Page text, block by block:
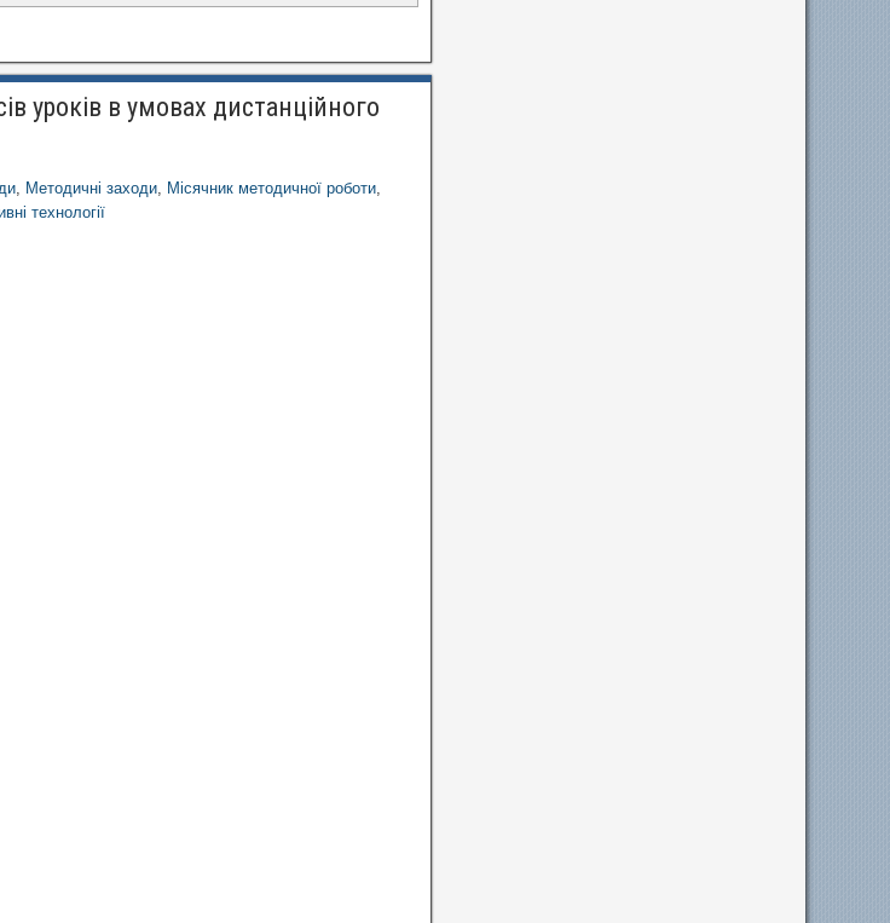
уроків в умовах дистанційного
, Методичні заходи, Місячник методичної роботи,
технології